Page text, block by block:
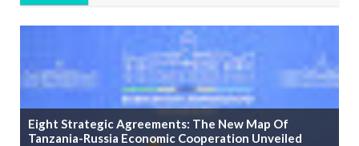
Eight Strategic Agreements: The New Map Of
Tanzania-Russia Economic Cooperation Unveiled